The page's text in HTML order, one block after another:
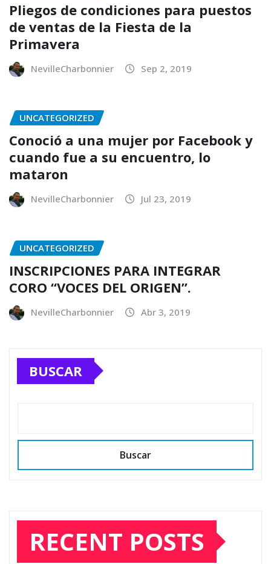
Pliegos de condiciones para puestos
de ventas de la Fiesta de la
Primavera
NevilleCharbonnier Sep 2, 2019
UNCATEGORIZED
Conoció a una mujer por Facebook y
cuando fue a su encuentro, lo
mataron
NevilleCharbonnier Jul 23, 2019
UNCATEGORIZED
INSCRIPCIONES PARA INTEGRAR
CORO “VOCES DEL ORIGEN”.
NevilleCharbonnier Abr 3, 2019
BUSCAR
Buscar
RECENT POSTS